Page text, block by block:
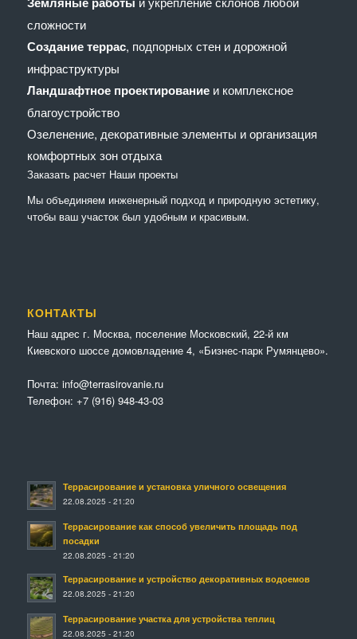
сложности
Создание террас, подпорных стен и дорожной
инфраструктуры
Ландшафтное проектированиеи комплексное
благоустройство
Озеленение, декоративные элементы и организация
комфортных зон отдыха
Заказать расчет Наши проекты
Мы объединяем инженерный подход и природную эстетику,
чтобы ваш участок был удобным и красивым.
КОНТАКТЫ
Наш адрес г. Москва, поселение Московский, 22-й км
Киевского шоссе домовладение 4, «Бизнес-парк Румянцево».
Почта: info@terrasirovanie.ru
Телефон: +7 (916) 948-43-03
Террасирование и установка уличного освещения
22.08.2025 - 21:20
Террасирование как способ увеличить площадь под
посадки
22.08.2025 - 21:20
Террасирование и устройство декоративных водоемов
22.08.2025 - 21:20
Террасирование участка для устройства теплиц
22.08.2025 - 21:20